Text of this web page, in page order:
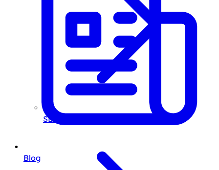
SEO-Beratung
Blog